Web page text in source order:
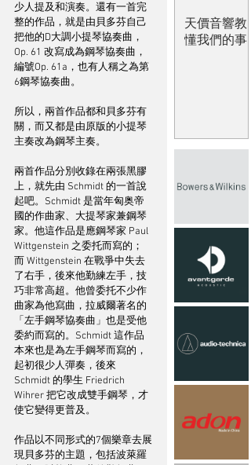
少人提及和演奏。還有一首完
整的作品，就是由貝多芬自己
把他的D大調小提琴協奏曲，
Op. 61 改寫成為鋼琴協奏曲，
編號Op. 61a，也有人稱之為第
6鋼琴協奏曲。
所以，兩首作品都和貝多芬有
關，而又都是由原版的小提琴
主奏改為鋼琴主奏。
兩首作品分別收錄在兩張黑膠
上，就先由 Schmidt 的一首說
起吧。Schmidt 是當年匈奥帝
國的作曲家、大提琴家兼鋼琴
家。他這作品是應鋼琴家 Paul
Wittgenstein 之委托而寫的；
而 Wittgenstein 在戰爭中失去
了右手，後來他勤練左手，技
巧非常高超。他曾委托不少作
曲家為他寫曲，拉威爾著名的
「左手鋼琴協奏曲」也是受他
委約而寫的。Schmidt 這作品
本來也是為左手鋼琴而寫的，
起初很少人彈奏，後來
Schmidt 的學生 Friedrich
Wihrer 把它改成雙手鋼琴，才
使它變得更普及。
作品以不同形式的7個樂章去展
現貝多芬的主題，包括波萊羅
天價音響教
懂我們的事